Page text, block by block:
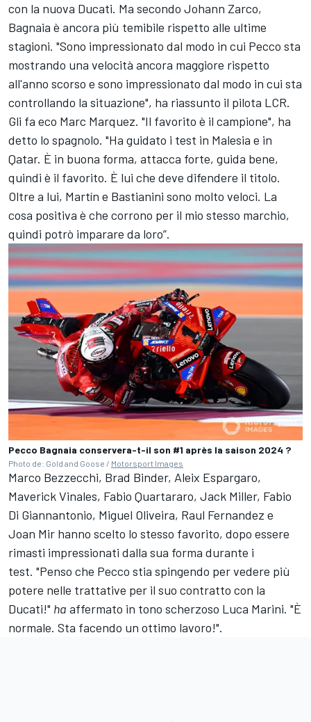
con la nuova Ducati. Ma secondo Johann Zarco,
Bagnaia è ancora più temibile rispetto alle ultime
stagioni. "Sono impressionato dal modo in cui Pecco sta
mostrando una velocità ancora maggiore rispetto
all'anno scorso e sono impressionato dal modo in cui sta
controllando la situazione", ha riassunto il pilota LCR.
Gli fa eco Marc Marquez. "Il favorito è il campione", ha
detto lo spagnolo. "Ha guidato i test in Malesia e in
Qatar. È in buona forma, attacca forte, guida bene,
quindi è il favorito. È lui che deve difendere il titolo.
Oltre a lui, Martín e Bastianini sono molto veloci. La
cosa positiva è che corrono per il mio stesso marchio,
quindi potrò imparare da loro”.
Pecco Bagnaia conservera-t-il son #1 après la saison 2024 ?
Photo de: Gold and Goose / Motorsport Images
Marco Bezzecchi, Brad Binder, Aleix Espargaro,
Maverick Vinales, Fabio Quartararo, Jack Miller, Fabio
Di Giannantonio, Miguel Oliveira, Raul Fernandez e
Joan Mir hanno scelto lo stesso favorito, dopo essere
rimasti impressionati dalla sua forma durante i
test. "Penso che Pecco stia spingendo per vedere più
potere nelle trattative per il suo contratto con la
Ducati!" ha affermato in tono scherzoso Luca Marini. "È
normale. Sta facendo un ottimo lavoro!".